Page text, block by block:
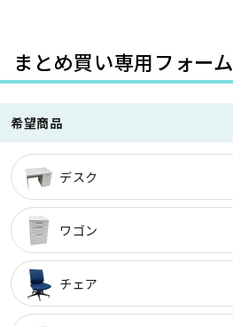
まとめ買い専用フォーム
希望商品
デスク
ワゴン
チェア